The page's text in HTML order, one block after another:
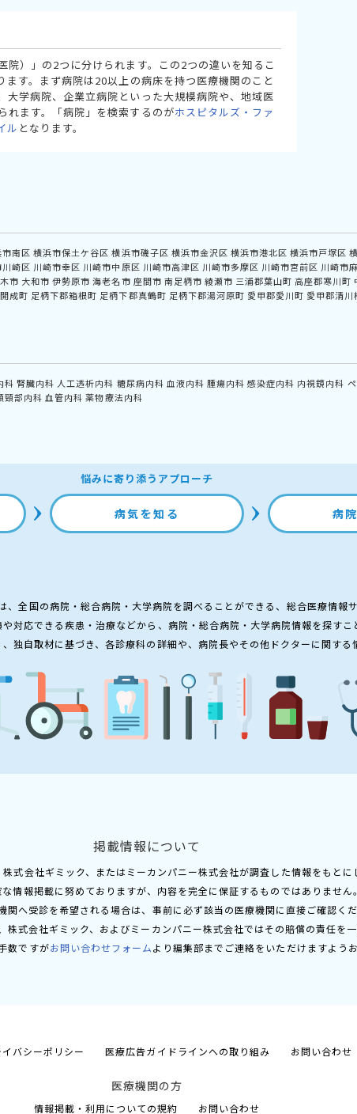
）」の2つに分けられます。この2つの違いを知るこ
す。まず病院は20以上の病床を持つ医療機関のこと
学病院、企業立病院といった大規模病院や、地域医
れます。「病院」を検索するのがホスピタルズ・ファ
ル となります。
南区 横浜市保土ケ谷区 横浜市磯子区 横浜市金沢区 横浜市港北区 横浜市戸塚区
崎区 川崎市幸区 川崎市中原区 川崎市高津区 川崎市多摩区 川崎市宮前区 川崎市
市 大和市 伊勢原市 海老名市 座間市 南足柄市 綾瀬市 三浦郡葉山町 高座郡寒川町
成町 足柄下郡箱根町 足柄下郡真鶴町 足柄下郡湯河原町 愛甲郡愛川町 愛甲郡清川
科 腎臓内科 人工透析内科 糖尿病内科 血液内科 腫瘍内科 感染症内科 内視鏡内科
頸部内科 血管内科 薬物療法内科
悩みに寄り添うアプローチ
病気を知る 病
、全国の病院・総合病院・大学病院を調べることができる、総合医療情報サ
対応できる疾患・治療などから、病院・総合病院・大学病院情報を探すこ
独自取材に基づき、各診療科の詳細や、病院長やその他ドクターに関する
掲載情報について
式会社ギミック、またはミーカンパニー株式会社が調査した情報をもとに
情報掲載に努めておりますが、内容を完全に保証するものではありません。
関へ受診を希望される場合は、事前に必ず該当の医療機関に直接ご確認くだ
株式会社ギミック、およびミーカンパニー株式会社ではその賠償の責任を一
数ですがお問い合わせフォームより編集部までご連絡をいただけますよう
イバシーポリシー 医療広告ガイドラインへの取り組み お問い合わせ
医療機関の方
情報掲載・利用についての規約 お問い合わせ